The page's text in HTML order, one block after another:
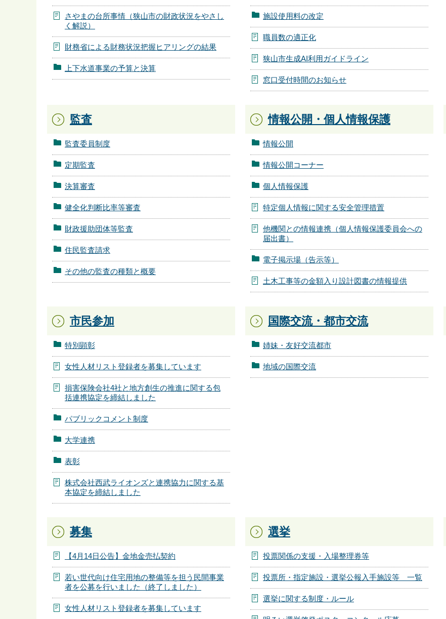
さやまの台所事情（狭山市の財政状況をやさし
く解説）
財務省による財務状況把握ヒアリングの結果
上下水道事業の予算と決算
施設使用料の改定
職員数の適正化
狭山市生成AI利用ガイドライン
窓口受付時間のお知らせ
監査
監査委員制度
定期監査
決算審査
健全化判断比率等審査
財政援助団体等監査
住民監査請求
その他の監査の種類と概要
情報公開・個人情報保護
情報公開
情報公開コーナー
個人情報保護
特定個人情報に関する安全管理措置
他機関との情報連携（個人情報保護委員会への
届出書）
電子掲示場（告示等）
土木工事等の金額入り設計図書の情報提供
市民参加
特別顕彰
女性人材リスト登録者を募集しています
損害保険会社4社と地方創生の推進に関する包
括連携協定を締結しました
パブリックコメント制度
大学連携
表彰
株式会社西武ライオンズと連携協力に関する基
本協定を締結しました
国際交流・都市交流
姉妹・友好交流都市
地域の国際交流
募集
【4月14日公告】金地金売払契約
若い世代向け住宅用地の整備等を担う民間事業
者を公募を行いました（終了しました）
女性人材リスト登録者を募集しています
選挙
投票関係の支援・入場整理券等
投票所・指定施設・選挙公報入手施設等 一覧
選挙に関する制度・ルール